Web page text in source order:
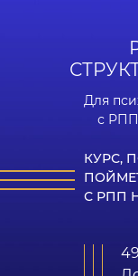
Для
с
КУРС,
С РПП